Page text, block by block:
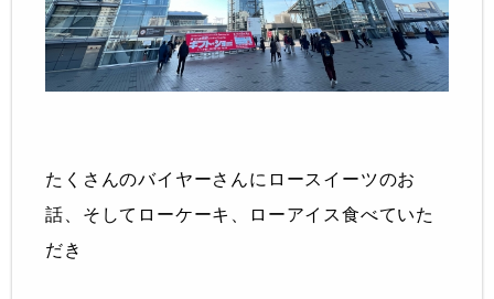
たくさんのバイヤーさんにロースイーツのお
話、そしてローケーキ、ローアイス食べていた
だき